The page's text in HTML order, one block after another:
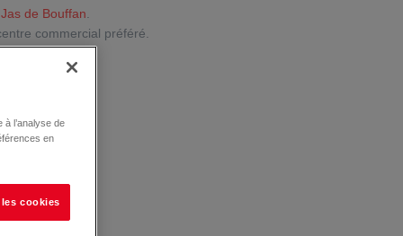
Jas de Bouffan
commercial préféré.
l’analyse de
en
cookies